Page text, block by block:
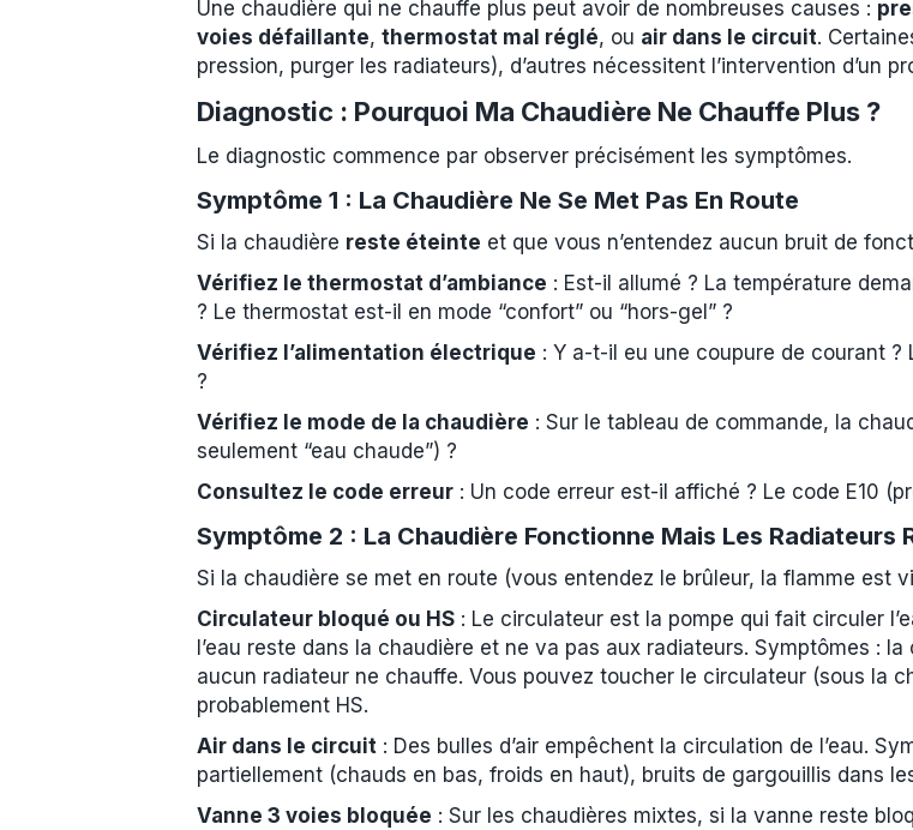
Une chaudière qui ne chauffe plus peut avoir de nombreuses causes :
voies défaillante, thermostat mal réglé, ou air dans le circuit.
pression, purger les radiateurs), d’autres nécessitent l’intervention d’un
Diagnostic : Pourquoi Ma Chaudière Ne Chauffe Plus ?
Le diagnostic commence par observer précisément les symptômes.
Symptôme 1 : La Chaudière Ne Se Met Pas En Route
Si la chaudière reste éteinte et que vous n’entendez aucun bruit de
Vérifiez le thermostat d’ambiance : Est-il allumé ? La température
? Le thermostat est-il en mode “confort” ou “hors-gel” ?
Vérifiez l’alimentation électrique : Y a-t-il eu une coupure de courant
?
Vérifiez le mode de la chaudière : Sur le tableau de commande, la
seulement “eau chaude”) ?
Consultez le code erreur : Un code erreur est-il affiché ? Le code E10
Symptôme 2 : La Chaudière Fonctionne Mais Les Radiateurs
Si la chaudière se met en route (vous entendez le brûleur, la flamme est
Circulateur bloqué ou HS : Le circulateur est la pompe qui fait circuler
l’eau reste dans la chaudière et ne va pas aux radiateurs. Symptômes :
aucun radiateur ne chauffe. Vous pouvez toucher le circulateur (sous la
probablement HS.
Air dans le circuit : Des bulles d’air empêchent la circulation de l’eau.
partiellement (chauds en bas, froids en haut), bruits de gargouillis dans
Vanne 3 voies bloquée : Sur les chaudières mixtes, si la vanne reste